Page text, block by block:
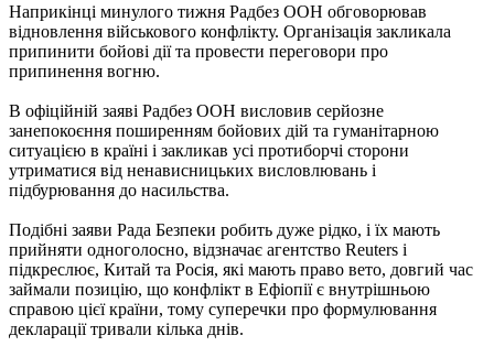
Наприкінці минулого тижня Радбез ООН обговорював
відновлення військового конфлікту. Організація закликала
припинити бойові дії та провести переговори про
припинення вогню.
В офіційній заяві Радбез ООН висловив серйозне
занепокоєння поширенням бойових дій та гуманітарною
ситуацією в країні і закликав усі протиборчі сторони
утриматися від ненависницьких висловлювань і
підбурювання до насильства.
Подібні заяви Рада Безпеки робить дуже рідко, і їх мають
прийняти одноголосно, відзначає агентство Reuters і
підкреслює, Китай та Росія, які мають право вето, довгий час
займали позицію, що конфлікт в Ефіопії є внутрішньою
справою цієї країни, тому суперечки про формулювання
декларації тривали кілька днів.